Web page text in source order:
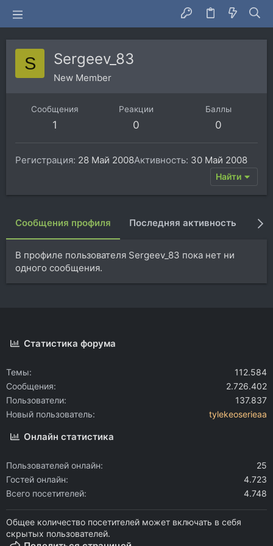
S Sergeev_83
New Member
Сообщения
1
Реакции
0
Баллы
0
Регистрация 28 Май 2008Активность 30 Май 2008
Найти
Сообщения профиля Последняя активность
В профиле пользователя Sergeev_83 пока нет ни
одного сообщения.
Статистика форума
Темы
112.584
Сообщения
2.726.402
Пользователи
137.837
Новый пользователь
tylekeoserieaa
Онлайн статистика
Пользователей онлайн
25
Гостей онлайн
4.723
Всего посетителей
4.748
Общее количество посетителей может включать в себя
скрытых пользователей.